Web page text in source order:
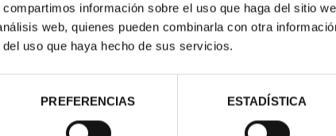
información sobre el uso que haga del sitio
web, quienes pueden combinarla con otra
uso que haya hecho de sus servicios.
PREFERENCIAS ESTADÍSTICA
PROVINCIA